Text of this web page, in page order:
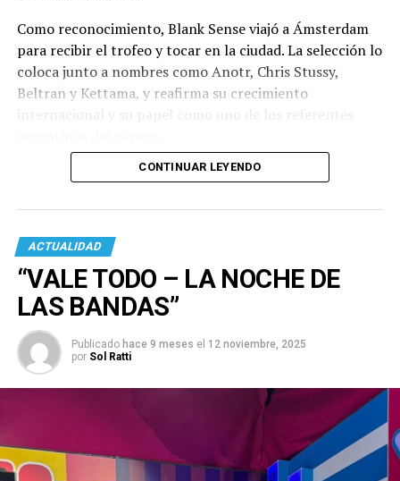
Como reconocimiento, Blank Sense viajó a Ámsterdam
para recibir el trofeo y tocar en la ciudad. La selección lo
coloca junto a nombres como Anotr, Chris Stussy,
Beltran y Kettama, y reafirma su crecimiento
CONTINUAR LEYENDO
ACTUALIDAD
“VALE TODO – LA NOCHE DE
LAS BANDAS”
Publicado hace 9 meses el 12 noviembre, 2025
por Sol Ratti